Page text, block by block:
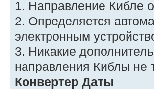
1. Направление Кибле
2. Определяется
электронным
3. Никакие
направления Киблы не
Конвертер Даты